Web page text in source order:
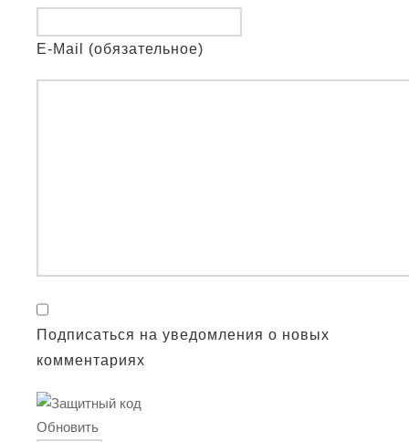
E-Mail (обязательное)
Подписаться на уведомления о новых
комментариях
Обновить